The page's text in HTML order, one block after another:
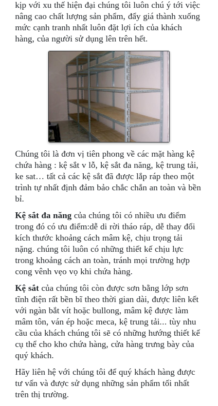
kịp với xu thế hiện đại chúng tôi luôn chú ý tới việc
nâng cao chất lượng sản phẩm, đẩy giá thành xuống
mức cạnh tranh nhất luôn đặt lợi ích của khách
hàng, của người sử dụng lên trên hết.
Chúng tôi là đơn vị tiên phong về các mặt hàng kệ
chứa hàng : kệ sắt v lỗ, kệ sắt đa năng, kệ trung tải,
ke sat… tất cả các kệ sắt đã được lắp ráp theo một
trình tự nhất định đảm bảo chắc chắn an toàn và bền
bỉ.
Kệ sắt đa năng của chúng tôi có nhiều ưu điểm
trong đó có ưu điểm:dễ di rời tháo ráp, dễ thay đổi
kích thước khoảng cách mâm kệ, chịu trọng tải
nặng. chúng tôi luôn có những thiết kế chịu lực
trong khoảng cách an toàn, tránh mọi trường hợp
cong vênh vẹo vọ khi chứa hàng.
Kệ sắtcủa chúng tôi còn được sơn bằng lớp sơn
tĩnh điện rất bền bĩ theo thời gian dài, được liên kết
với ngàn bắt vít hoặc bullong, mâm kệ được làm
mâm tôn, ván ép hoặc meca, kệ trung tải... tùy nhu
cầu của khách chúng tôi sẽ có những hướng thiết kế
cụ thể cho kho chứa hàng, cửa hàng trưng bày của
quý khách.
Hãy liên hệ với chúng tôi để quý khách hàng được
tư vấn và được sử dụng những sản phẩm tối nhất
trên thị trường.